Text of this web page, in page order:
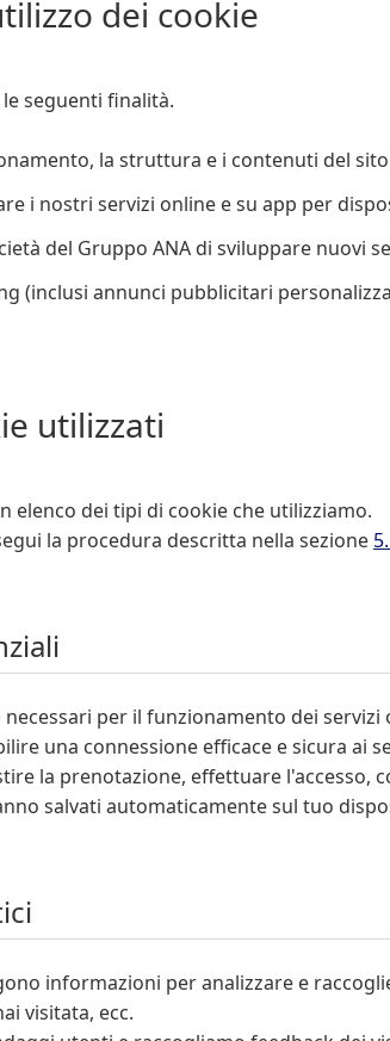
dei cookie
seguenti finalità.
la struttura e i contenuti del sito
i nostri servizi online e su app per
del Gruppo ANA di sviluppare nuovi
(inclusi annunci pubblicitari
utilizzati
elenco dei tipi di cookie che utilizziamo.
la procedura descritta nella sezione
per il funzionamento dei
una connessione efficace e sicura
la prenotazione, effettuare l'accesso,
salvati automaticamente sul tuo
informazioni per analizzare e
visitata, ecc.